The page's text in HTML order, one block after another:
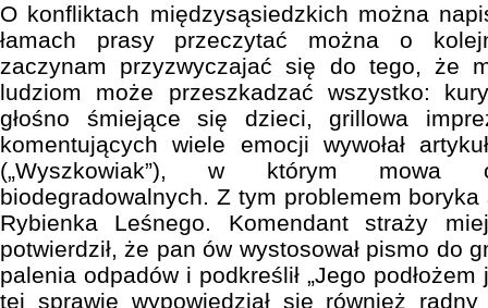
O konfliktach międzysąsiedzkich można
łamach prasy przeczytać można o
zaczynam przyzwyczajać się do tego, że
ludziom może przeszkadzać wszystko:
głośno śmiejące się dzieci, grillowa
komentujących wiele emocji wywołał
(„Wyszkowiak”), w którym mowa
biodegradowalnych. Z tym problemem
Rybienka Leśnego. Komendant straży
potwierdził, że pan ów wystosował pismo do
palenia odpadów i podkreślił „Jego
tej sprawie wypowiedział się również radny